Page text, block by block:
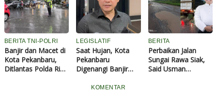
BERITA TNI-POLRI
Banjir dan Macet di
Kota Pekanbaru,
Ditlantas Polda Riau
LEGISLATIF
Saat Hujan, Kota
Pekanbaru
Digenangi Banjir
Desak Wali Kota
BERITA
Perbaikan Jalan
Sungai Rawa Siak,
Said Usman
KOMENTAR